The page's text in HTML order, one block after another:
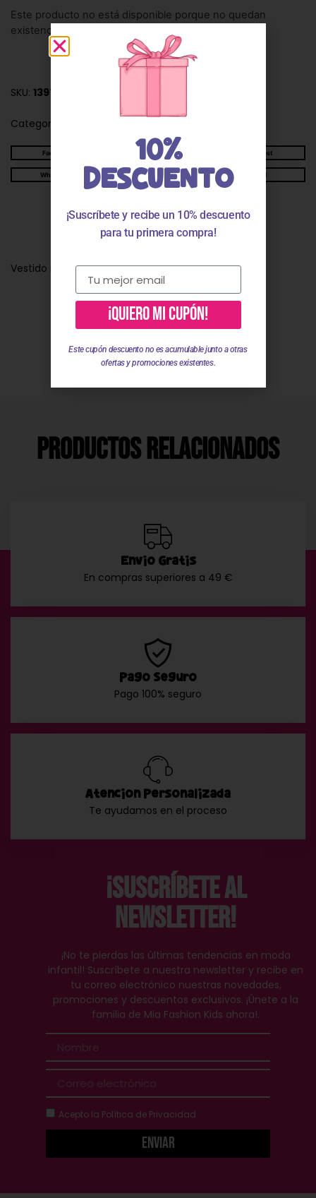
Este producto no está disponible porque no quedan
existencias.
SKU: 139756022
Categorías:
Facebook Twitter Pinterest
WhatsApp Telegram Email
Descripción
Vestido niña tirantes margaritas
Valoraciones
Productos Relacionados
Envío Gratis
En compras superiores a 49 €
Pago Seguro
Pago 100% seguro
Atención Personalizada
Te ayudamos en el proceso
¡Suscríbete al
Newsletter!
¡No te pierdas las últimas tendencias en moda
infantil! Suscríbete a nuestra newsletter y recibe en
tu correo electrónico nuestras novedades,
promociones y descuentos exclusivos. ¡Únete a la
familia de Mia Fashion Kids ahora!.
Acepto la Política de Privacidad
Enviar
10%
DESCUENTO
¡Suscríbete y recibe un 10% descuento
para tu primera compra!
¡QUIERO MI CUPÓN!
Este cupón descuento no es acumulable junto a otras
ofertas y promociones existentes.